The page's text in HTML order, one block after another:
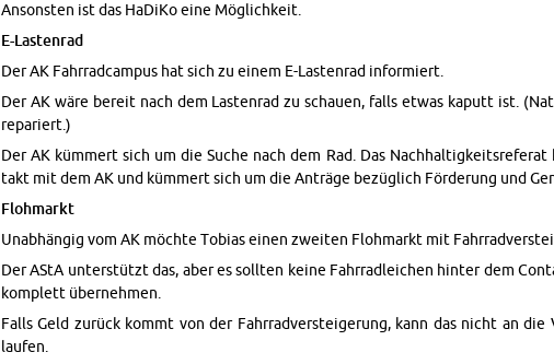
An­son­sten ist das HaDiKo eine Möglichkeit.
E-Las­ten­rad
Der AK Fahrrad­cam­pus hat sich zu einem E-Las­ten­rad in­formiert.
Der AK wäre bereit nach dem Las­ten­rad zu schauen, falls etwas ka­putt ist.
repari­ert.)
Der AK kümmert sich um die Suche nach dem Rad. Das
takt mit dem AK und kümmert sich um die Anträge bezüglich Förderung und
Flohmarkt
Unabhängig vom AK möchte To­bias einen zweiten Flohmarkt mit
Der AStA un­terstützt das, aber es soll­ten keine Fahrradle­ichen hin­ter dem
kom­plett übernehmen.
Falls Geld zurück kommt von der Fahrrad­ver­steigerung, kann das nicht an die
laufen.